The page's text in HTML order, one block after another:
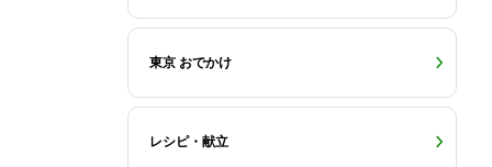
東京 おでかけ
レシピ・献立